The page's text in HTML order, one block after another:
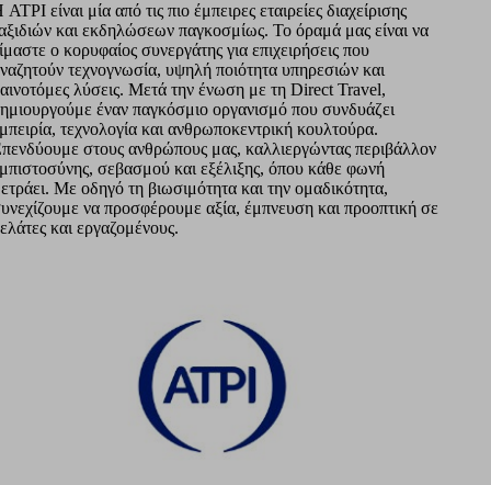
είναι μία από τις πιο έμπειρες εταιρείες διαχείρισης
και εκδηλώσεων παγκοσμίως. Το όραμά μας είναι να
ο κορυφαίος συνεργάτης για επιχειρήσεις που
τεχνογνωσία, υψηλή ποιότητα υπηρεσιών και
λύσεις. Μετά την ένωση με τη Direct Travel,
έναν παγκόσμιο οργανισμό που συνδυάζει
τεχνολογία και ανθρωποκεντρική κουλτούρα.
στους ανθρώπους μας, καλλιεργώντας περιβάλλον
σεβασμού και εξέλιξης, όπου κάθε φωνή
Με οδηγό τη βιωσιμότητα και την ομαδικότητα,
να προσφέρουμε αξία, έμπνευση και προοπτική σε
και εργαζομένους.